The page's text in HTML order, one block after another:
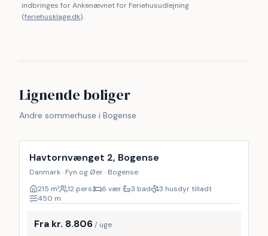
indbringes for Ankenævnet for Feriehusudlejning
(feriehusklage.dk).
Lignende boliger
Andre sommerhuse i Bogense
Havtornvænget 2, Bogense
Danmark · Fyn og Øer · Bogense
215 m² 12 pers. 6 vær. 3 bad
3 husdyr tilladt
450 m
Fra kr. 8.806/ uge